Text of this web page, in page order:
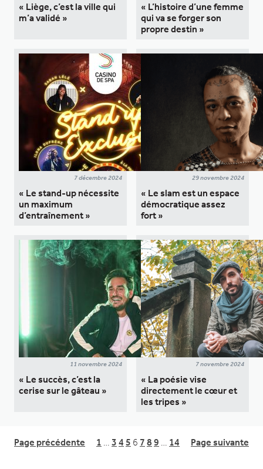
« Liège, c’est la ville qui
m’a validé »
« L’histoire d’une femme
qui va se forger son
propre destin »
7 décembre 2024
« Le stand-up nécessite
un maximum
d’entraînement »
29 novembre 2024
« Le slam est un espace
démocratique assez
fort »
11 novembre 2024
« Le succès, c’est la
cerise sur le gâteau »
7 novembre 2024
« La poésie vise
directement le cœur et
les tripes »
Page précédente 1 3 4 5 6 7 8 9 14 Page suivante